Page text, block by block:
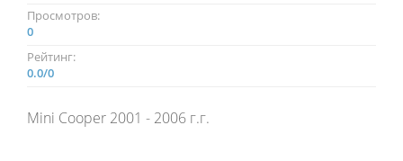
Просмотров:
0
Рейтинг:
0.0/0
Mini Cooper 2001 - 2006 г.г.